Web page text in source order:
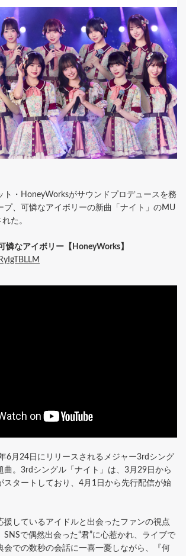
ト・HoneyWorksがサウンドプロデュースを務
プ、可憐なアイボリーの新曲「ナイト」のMU
た。
憐なアイボリー【HoneyWorks】
6月24日にリリースされるメジャー3rdシング
曲。3rdシングル「ナイト」は、3月29日から
スタートしており、4月1日から先行配信が始
しているアイドルと出会ったファンの視点
で偶然出会った“君”に心惹かれ、ライブで
会での数秒の会話に一喜一憂しながら、『何